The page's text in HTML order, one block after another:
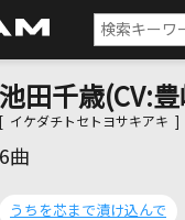
池田千歳(CV:
[ イケダチトセトヨサキアキ ]
6曲
うちを芯まで漬け込んで